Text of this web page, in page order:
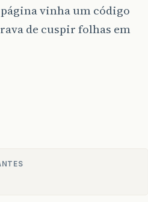
vinha um código
de cuspir folhas em